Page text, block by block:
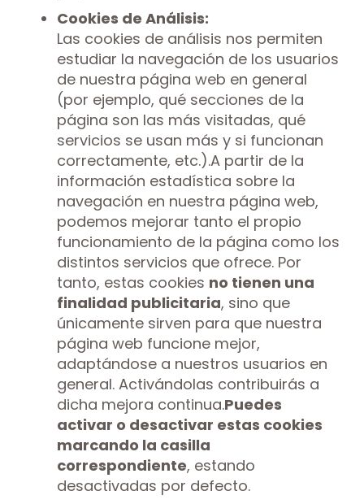
Cookies de Análisis:
Las cookies de análisis nos permiten
estudiar la navegación de los usuarios
de nuestra página web en general
(por ejemplo, qué secciones de la
página son las más visitadas, qué
servicios se usan más y si funcionan
correctamente, etc.).A partir de la
información estadística sobre la
navegación en nuestra página web,
podemos mejorar tanto el propio
funcionamiento de la página como los
distintos servicios que ofrece. Por
tanto, estas cookies no tienen una
finalidad publicitaria, sino que
únicamente sirven para que nuestra
página web funcione mejor,
adaptándose a nuestros usuarios en
general. Activándolas contribuirás a
dicha mejora continua.Puedes
activar o desactivar estas cookies
marcando la casilla
correspondiente, estando
desactivadas por defecto.